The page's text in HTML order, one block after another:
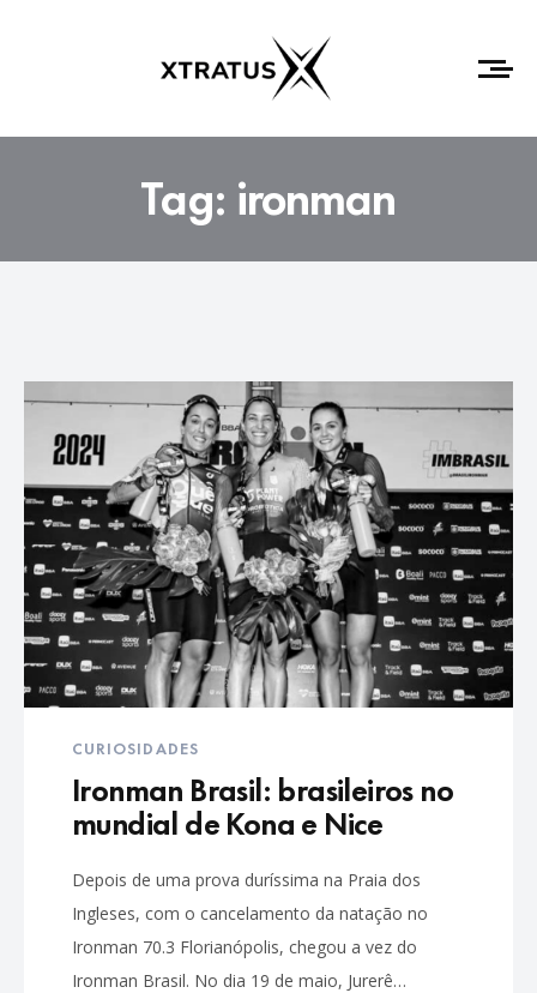
Tag: ironman
CURIOSIDADES
Ironman Brasil: brasileiros no
mundial de Kona e Nice
Depois de uma prova duríssima na Praia dos
Ingleses, com o cancelamento da natação no
Ironman 70.3 Florianópolis, chegou a vez do
Ironman Brasil. No dia 19 de maio, Jurerê…